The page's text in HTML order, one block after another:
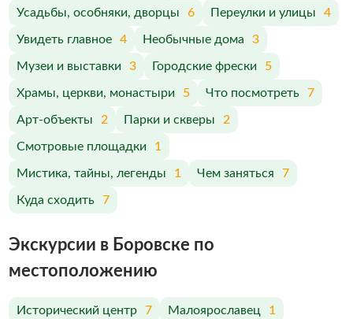
Усадьбы, особняки, дворцы 6 Переулки и улицы 4
Увидеть главное 4 Необычные дома 3
Музеи и выставки 3 Городские фрески 5
Храмы, церкви, монастыри 5 Что посмотреть 7
Арт-объекты 2 Парки и скверы 2
Смотровые площадки 1
Мистика, тайны, легенды 1 Чем заняться 7
Куда сходить 7
Экскурсии в Боровске по
меcтоположению
Исторический центр 7 Малоярославец 1